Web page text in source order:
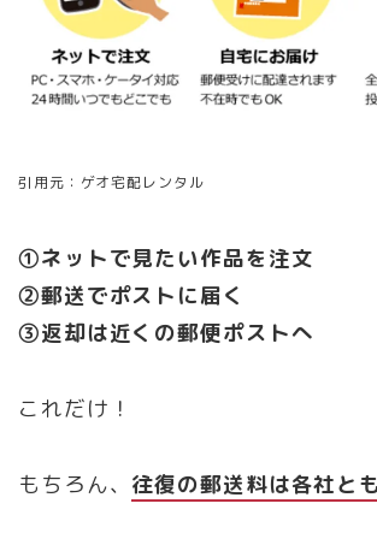
引用元：ゲオ宅配レンタル
①ネットで見たい作品を注文
②郵送でポストに届く
③返却は近くの郵便ポストへ
これだけ！
もちろん、 往復の郵送料は各社と